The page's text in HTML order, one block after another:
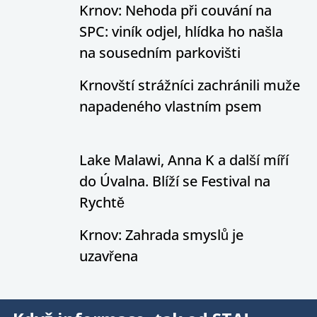
Krnov: Nehoda při couvání na
SPC: viník odjel, hlídka ho našla
na sousedním parkovišti
Krnovští strážníci zachránili muže
napadeného vlastním psem
Lake Malawi, Anna K a další míří
do Úvalna. Blíží se Festival na
Rychtě
Krnov: Zahrada smyslů je
uzavřena